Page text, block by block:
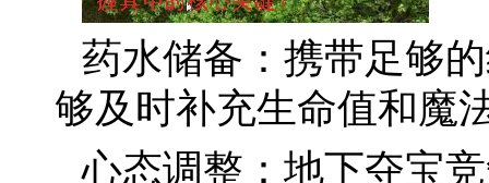
药水储备：携带足够
够及时补充生命值和魔
心态调整：地下夺宝